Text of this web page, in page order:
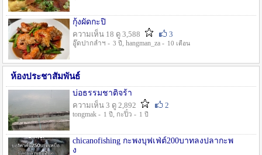
กุ้งผัดกะปิ
ความเห็น 18 ดู 3,588
3
อู๊ดปากลำฯ - 3 ปี , hangman_za - 10 เดือน
ห้องประชาสัมพันธ์
บ่อธรรมชาติจร้า
ความเห็น 3 ดู 2,892
2
tongmak - 1 ปี , กะปิ๋ว - 1 ปี
chicanofishing กะพงบุฟเฟ่ต์200บาทลงปลากะพ
ง